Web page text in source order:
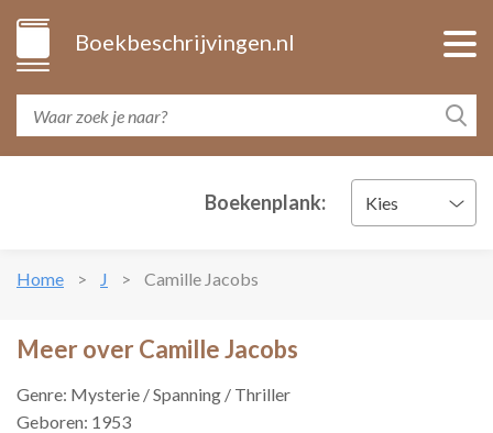
Boekbeschrijvingen.nl
Boekenplank: Kies
Home J Camille Jacobs
Meer over Camille Jacobs
Genre: Mysterie / Spanning / Thriller
Geboren: 1953